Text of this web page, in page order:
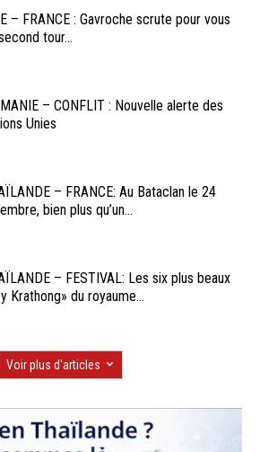
– FRANCE : Gavroche scrute pour vous
tour...
– CONFLIT : Nouvelle alerte des
Unies
– FRANCE: Au Bataclan le 24
bien plus qu’un...
– FESTIVAL: Les six plus beaux
Krathong» du royaume...
Voir plus d'articles